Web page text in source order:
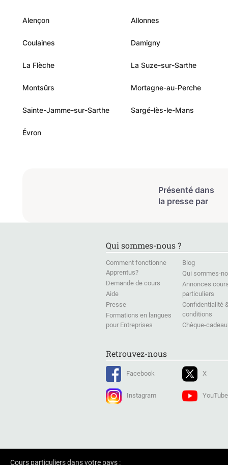
Alençon Allonnes
Coulaines Damigny
La Flèche La Suze-sur-Sarthe
Montsûrs Mortagne-au-Perche
Sainte-Jamme-sur-Sarthe Sargé-lès-le-Mans
Évron
Présenté dans
la presse par
Qui sommes-nous ?
Comment fonctionne
Apprentus?
Demande de cours
Aide
Presse
Formations en langues
pour Entreprises
Blog
Qui sommes-
Annonces cours
particuliers
Confidentialité
conditions
Chèque-
Retrouvez-nous
Facebook
Instagram
X
YouTube
Cours particuliers dans votre pays :